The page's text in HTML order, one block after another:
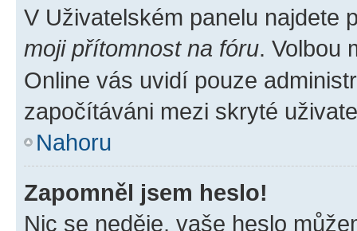
V Uživatelském panelu najdete
moji přítomnost na fóru. Volbou
Online vás uvidí pouze
započítáváni mezi skryté
Nahoru
Zapomněl jsem heslo!
Nic se neděje, vaše heslo